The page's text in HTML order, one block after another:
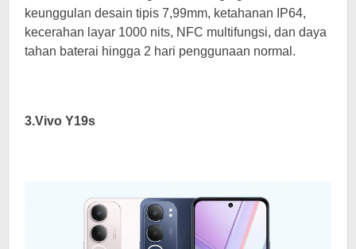
keunggulan desain tipis 7,99mm, ketahanan IP64,
kecerahan layar 1000 nits, NFC multifungsi, dan daya
tahan baterai hingga 2 hari penggunaan normal.
3.Vivo Y19s